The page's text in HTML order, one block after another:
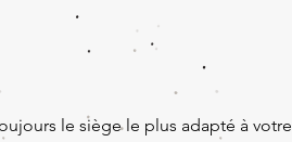
le siège le plus adapté à votre